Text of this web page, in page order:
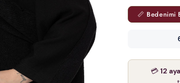
📏 Bedenimi
💳12